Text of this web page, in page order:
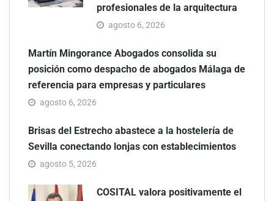
profesionales de la arquitectura
agosto 6, 2026
Martín Mingorance Abogados consolida su
posición como despacho de abogados Málaga de
referencia para empresas y particulares
agosto 6, 2026
Brisas del Estrecho abastece a la hostelería de
Sevilla conectando lonjas con establecimientos
agosto 5, 2026
COSITAL valora positivamente el